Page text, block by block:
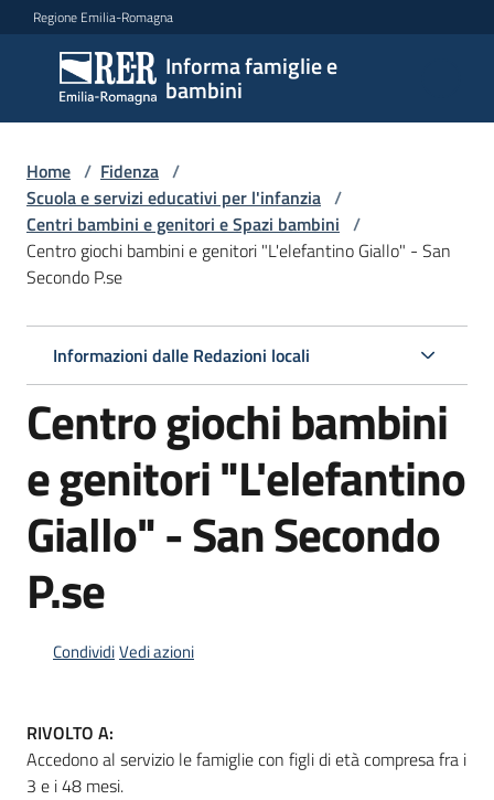
Vai al contenuto
Vai alla navigazione
Vai al footer
Regione Emilia-Romagna
Informa famiglie e
bambini
Informa
famiglie
e
bambini
Argomenti
Servizi
Centri
per
famiglie
Informazioni
locali
Newsletter
Home / Fidenza /
Scuola e servizi educativi per l'infanzia /
Centri bambini e genitori e Spazi bambini /
Centro giochi bambini e genitori "L'elefantino Giallo" - San
Secondo P.se
Informazioni dalle Redazioni locali
Centro giochi bambini
e genitori "L'elefantino
Giallo" - San Secondo
P.se
CondividiVedi azioni
RIVOLTO A:
Accedono al servizio le famiglie con figli di età compresa fra i
3 e i 48 mesi.